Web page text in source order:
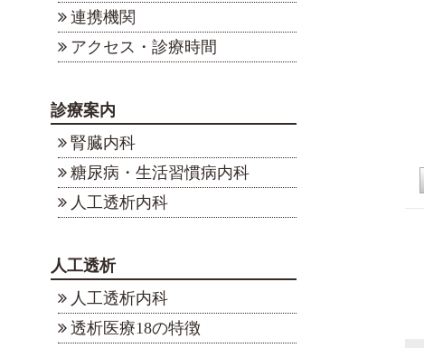
連携機関
アクセス・診療時間
診療案内
腎臓内科
糖尿病・生活習慣病内科
人工透析内科
人工透析
人工透析内科
透析医療18の特徴